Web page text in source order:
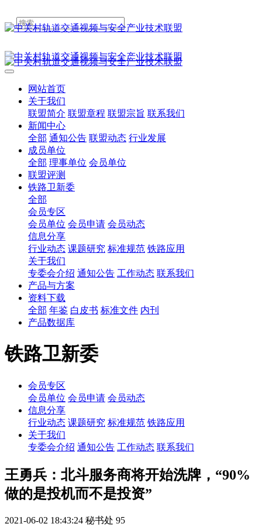
网站首页
关于我们
联盟简介 联盟章程 联盟宗旨 联系我们
新闻中心
全部 通知公告 联盟动态 行业发展
成员单位
全部 理事单位 会员单位
联盟评测
铁路卫新委
全部
会员专区
会员单位 会员申请 会员动态
信息分享
行业动态 课题研究 标准规范 铁路应用
关于我们
专委会介绍 通知公告 工作动态 联系我们
产品与方案
资料下载
全部 年鉴 白皮书 标准文件 内刊
产品数据库
铁路卫新委
会员专区
会员单位 会员申请 会员动态
信息分享
行业动态 课题研究 标准规范 铁路应用
关于我们
专委会介绍 通知公告 工作动态 联系我们
王勇兵：北斗服务商将开始洗牌，“90%
做的是投机而不是投资”
2021-06-02 18:43:24 秘书处 95